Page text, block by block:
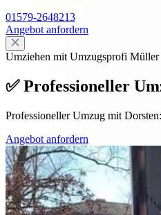
01579-2648213
Angebot anfordern
Umziehen mit Umzugsprofi Müller
✅ Professioneller
Professioneller Umzug mit
Angebot anfordern